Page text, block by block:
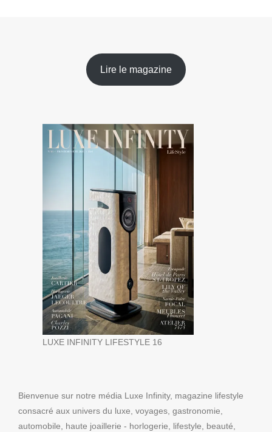
Lire le magazine
LUXE INFINITY LIFESTYLE 16
Bienvenue sur notre média Luxe Infinity, magazine lifestyle
consacré aux univers du luxe, voyages, gastronomie,
automobile, haute joaillerie - horlogerie, lifestyle, beauté,